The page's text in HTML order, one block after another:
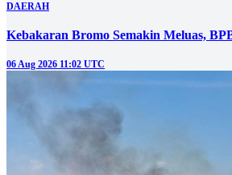
DAERAH
Kebakaran Bromo Semakin Meluas,
06 Aug 2026 11:02 UTC